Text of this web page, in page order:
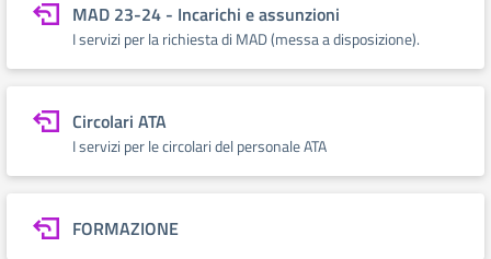
MAD 23-24 - Incarichi e assunzioni
I servizi per la richiesta di MAD (messa a disposizione).
Circolari ATA
I servizi per le circolari del personale ATA
FORMAZIONE